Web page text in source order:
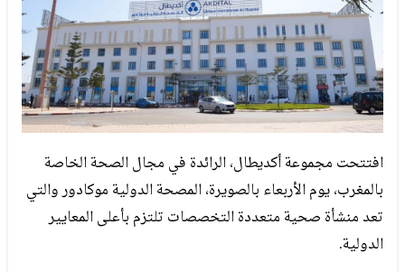
افتتحت مجموعة أكديطال، الرائدة في مجال الصحة الخاصة
بالمغرب، يوم الأربعاء بالصويرة، المصحة الدولية موكادور والتي
تعد منشأة صحية متعددة التخصصات تلتزم بأعلى المعايير
الدولية.